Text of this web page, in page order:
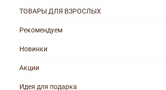
ТОВАРЫ ДЛЯ ВЗРОСЛЫХ
Рекомендуем
Новинки
Акции
Идея для подарка